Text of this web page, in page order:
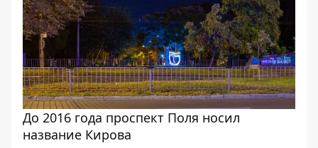
До 2016 года проспект Поля носил
название Кирова